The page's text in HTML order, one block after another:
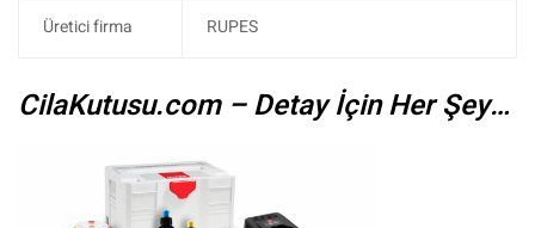
Üretici firma RUPES
CilaKutusu.com – Detay İçin Her Şey…